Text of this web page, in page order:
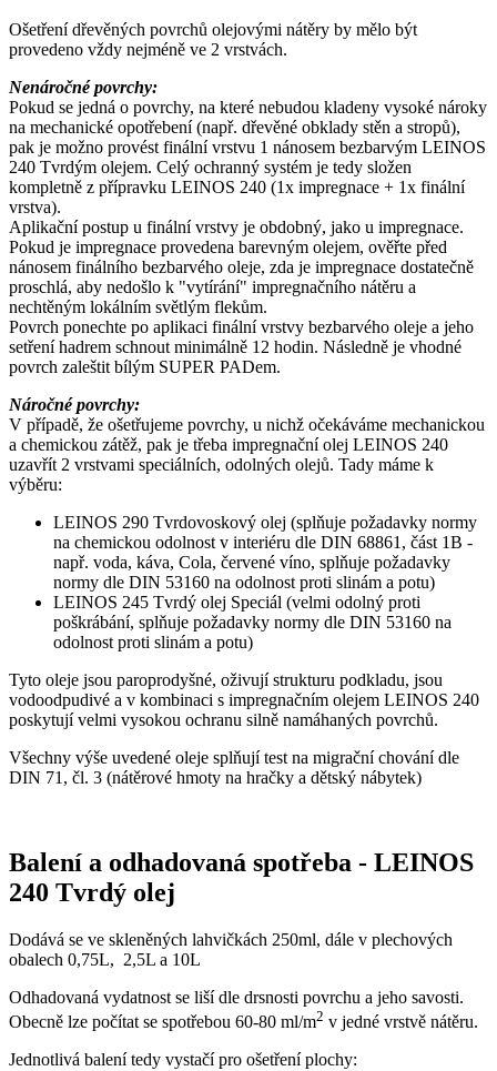
Ošetření dřevěných povrchů olejovými nátěry by mělo být
provedeno vždy nejméně ve 2 vrstvách.
Nenáročné povrchy:
Pokud se jedná o povrchy, na které nebudou kladeny vysoké nároky
na mechanické opotřebení (např. dřevěné obklady stěn a stropů),
pak je možno provést finální vrstvu 1 nánosem bezbarvým LEINOS
240 Tvrdým olejem. Celý ochranný systém je tedy složen
kompletně z přípravku LEINOS 240 (1x impregnace + 1x finální
vrstva).
Aplikační postup u finální vrstvy je obdobný, jako u impregnace.
Pokud je impregnace provedena barevným olejem, ověřte před
nánosem finálního bezbarvého oleje, zda je impregnace dostatečně
proschlá, aby nedošlo k "vytírání" impregnačního nátěru a
nechtěným lokálním světlým flekům.
Povrch ponechte po aplikaci finální vrstvy bezbarvého oleje a jeho
setření hadrem schnout minimálně 12 hodin. Následně je vhodné
povrch zaleštit bílým SUPER PADem.
Náročné povrchy:
V případě, že ošetřujeme povrchy, u nichž očekáváme mechanickou
a chemickou zátěž, pak je třeba impregnační olej LEINOS 240
uzavřít 2 vrstvami speciálních, odolných olejů. Tady máme k
výběru:
LEINOS 290 Tvrdovoskový olej (splňuje požadavky normy
na chemickou odolnost v interiéru dle DIN 68861, část 1B -
např. voda, káva, Cola, červené víno, splňuje požadavky
normy dle DIN 53160 na odolnost proti slinám a potu)
LEINOS 245 Tvrdý olej Speciál (velmi odolný proti
poškrábání, splňuje požadavky normy dle DIN 53160 na
odolnost proti slinám a potu)
Tyto oleje jsou paroprodyšné, oživují strukturu podkladu, jsou
vodoodpudivé a v kombinaci s impregnačním olejem LEINOS 240
poskytují velmi vysokou ochranu silně namáhaných povrchů.
Všechny výše uvedené oleje splňují test na migrační chování dle
DIN 71, čl. 3 (nátěrové hmoty na hračky a dětský nábytek)
Balení a odhadovaná spotřeba - LEINOS
240 Tvrdý olej
Dodává se ve skleněných lahvičkách 250ml, dále v plechových
obalech 0,75L, 2,5L a 10L
Odhadovaná vydatnost se liší dle drsnosti povrchu a jeho savosti.
Obecně lze počítat se spotřebou 60-80 ml/m2 v jedné vrstvě nátěru.
Jednotlivá balení tedy vystačí pro ošetření plochy: